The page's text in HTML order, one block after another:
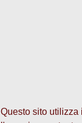
Questo sito